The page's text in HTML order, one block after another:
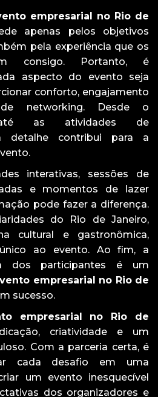
empresarial no Rio de
apenas pelos objetivos
pela experiência que os
consigo. Portanto, é
aspecto do evento seja
conforto, engajamento
networking. Desde o
até as atividades de
detalhe contribui para a
interativas, sessões de
e momentos de lazer
pode fazer a diferença.
do Rio de Janeiro,
cultural e gastronômica,
ao evento. Ao fim, a
dos participantes é um
empresarial no Rio de
sucesso.
empresarial no Rio de
criatividade e um
Com a parceria certa, é
cada desafio em uma
um evento inesquecível
dos organizadores e